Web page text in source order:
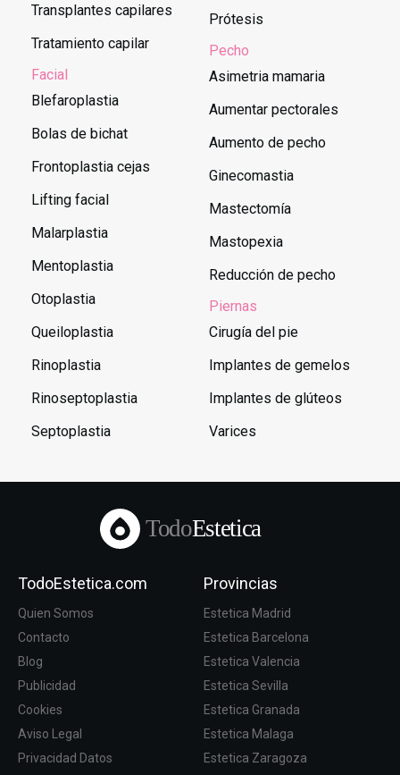
Transplantes capilares
Tratamiento capilar
Facial
Blefaroplastia
Bolas de bichat
Frontoplastia cejas
Lifting facial
Malarplastia
Mentoplastia
Otoplastia
Queiloplastia
Rinoplastia
Rinoseptoplastia
Septoplastia
Prótesis
Pecho
Asimetria mamaria
Aumentar pectorales
Aumento de pecho
Ginecomastia
Mastectomía
Mastopexia
Reducción de pecho
Piernas
Cirugía del pie
Implantes de gemelos
Implantes de glúteos
Varices
TodoEstetica
TodoEstetica.com
Quien Somos
Contacto
Blog
Publicidad
Cookies
Aviso Legal
Privacidad Datos
Provincias
Estetica Madrid
Estetica Barcelona
Estetica Valencia
Estetica Sevilla
Estetica Granada
Estetica Malaga
Estetica Zaragoza